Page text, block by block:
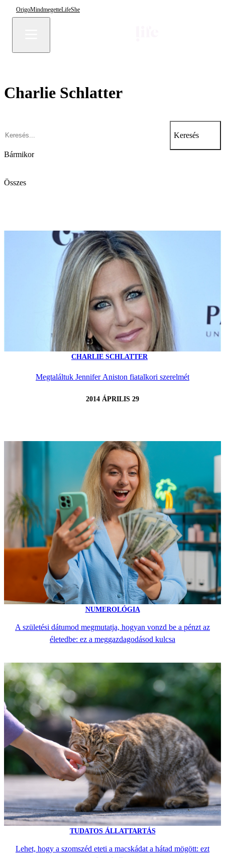
OrigoMindmegetteLifeShe
Charlie Schlatter
Keresés
Bármikor
Összes
CHARLIE SCHLATTER
Megtaláltuk Jennifer Aniston fiatalkori szerelmét
2014 ÁPRILIS 29
NUMEROLÓGIA
A születési dátumod megmutatja, hogyan vonzd be a pénzt az
életedbe: ez a meggazdagodásod kulcsa
TUDATOS ÁLLATTARTÁS
Lehet, hogy a szomszéd eteti a macskádat a hátad mögött: ezt